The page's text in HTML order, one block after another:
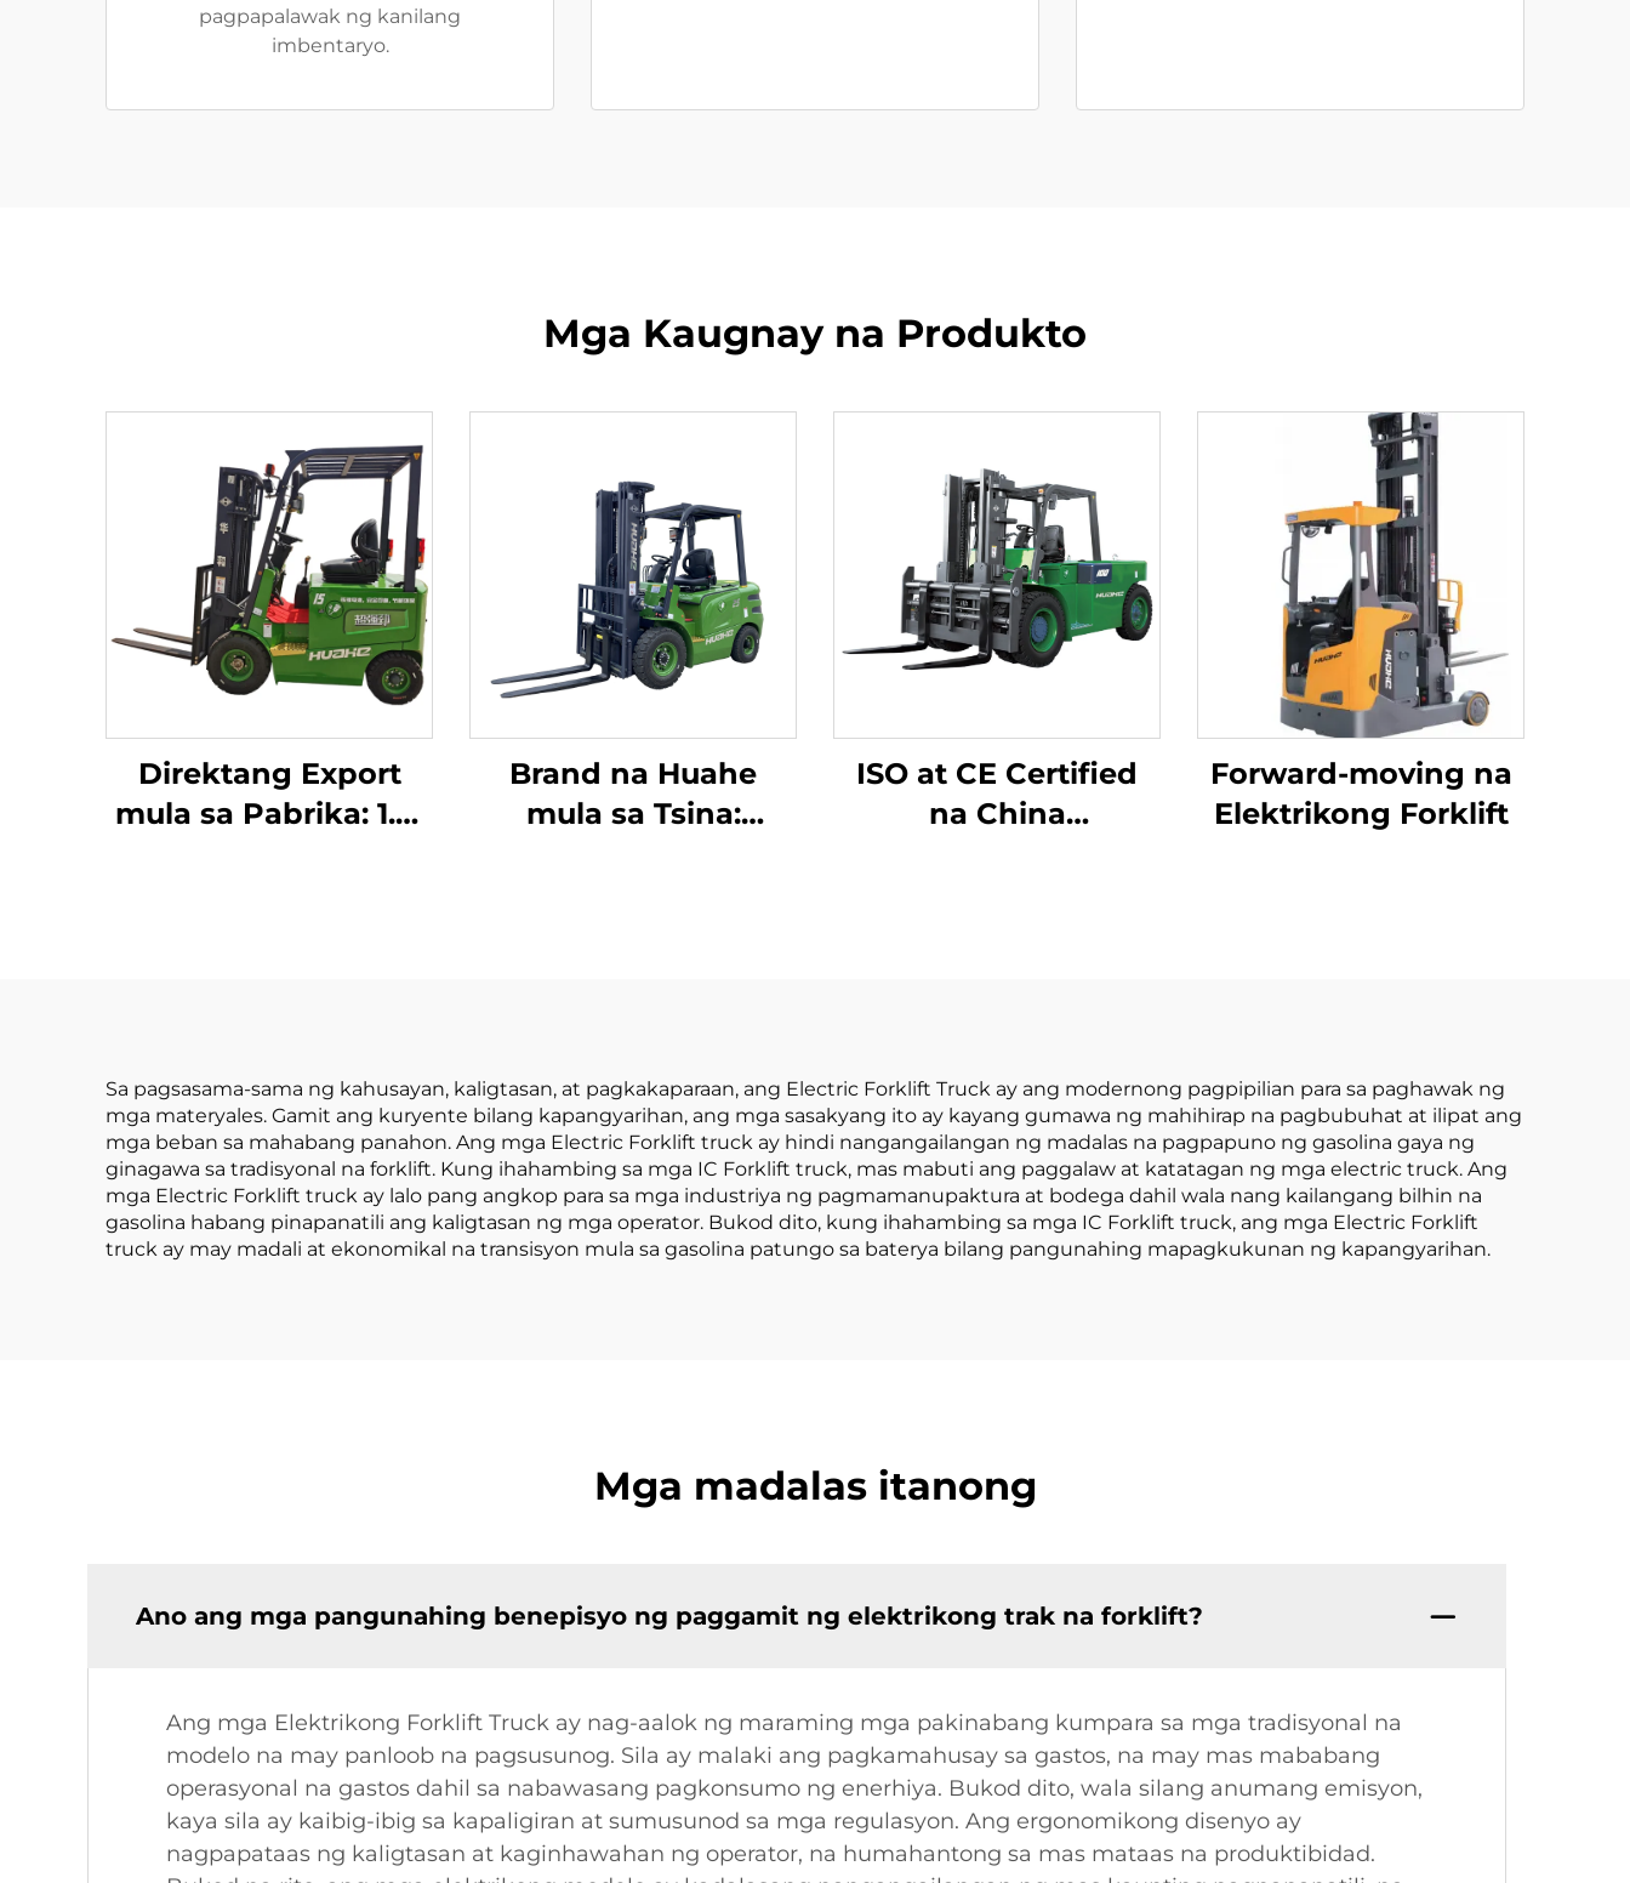
pagpapalawak ng kanilang
imbentaryo.
Mga Kaugnay na Produkto
Direktang Export
mula sa Pabrika: 1.5-
Brand na Huahe
mula sa Tsina:
ISO at CE Certified
na China
Forward-moving na
Elektrikong Forklift
Sa pagsasama-sama ng kahusayan, kaligtasan, at pagkakaparaan, ang Electric Forklift Truck ay ang modernong pagpipilian para sa paghawak ng
mga materyales. Gamit ang kuryente bilang kapangyarihan, ang mga sasakyang ito ay kayang gumawa ng mahihirap na pagbubuhat at ilipat ang
mga beban sa mahabang panahon. Ang mga Electric Forklift truck ay hindi nangangailangan ng madalas na pagpapuno ng gasolina gaya ng
ginagawa sa tradisyonal na forklift. Kung ihahambing sa mga IC Forklift truck, mas mabuti ang paggalaw at katatagan ng mga electric truck. Ang
mga Electric Forklift truck ay lalo pang angkop para sa mga industriya ng pagmamanupaktura at bodega dahil wala nang kailangang bilhin na
gasolina habang pinapanatili ang kaligtasan ng mga operator. Bukod dito, kung ihahambing sa mga IC Forklift truck, ang mga Electric Forklift
truck ay may madali at ekonomikal na transisyon mula sa gasolina patungo sa baterya bilang pangunahing mapagkukunan ng kapangyarihan.
Mga madalas itanong
Ano ang mga pangunahing benepisyo ng paggamit ng elektrikong trak na forklift?
Ang mga Elektrikong Forklift Truck ay nag-aalok ng maraming mga pakinabang kumpara sa mga tradisyonal na
modelo na may panloob na pagsusunog. Sila ay malaki ang pagkamahusay sa gastos, na may mas mababang
operasyonal na gastos dahil sa nabawasang pagkonsumo ng enerhiya. Bukod dito, wala silang anumang emisyon,
kaya sila ay kaibig-ibig sa kapaligiran at sumusunod sa mga regulasyon. Ang ergonomikong disenyo ay
nagpapataas ng kaligtasan at kaginhawahan ng operator, na humahantong sa mas mataas na produktibidad.